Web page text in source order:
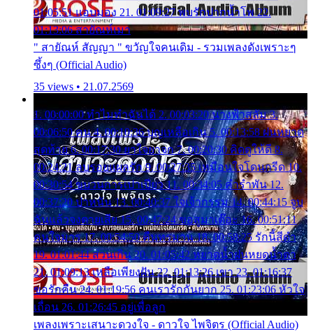
01:05:51 แอบมอง 21. 01:09:27 พบรักปากน้ำโพ 22.
01:13:06 สายัณห์เมา
" สายัณห์ สัญญา " ขวัญใจคนเดิม - รวมเพลงดังเพราะๆ
ซึ้งๆ (Official Audio)
35 views • 21.07.2569
1. 00:00:00 ทำไมทำฉันได้ 2. 00:03:20 นางฟ้าสลัม 3.
00:06:50 คน 4. 00:10:36 บุญเหลือเกิน 5. 00:13:58 ฝนหยาด
สุดท้าย 6. 00:17:30 ยาใจยาจก 7. 00:20:30 คิดดูให้ดี 8.
00:24:21 ลบรอยแผลรัก 9. 00:27:35 เหมือนใจโดนกรีด 10.
00:30:54 ขบวนการเปาเปียว 11. 00:34:05 คำรำพัน 12.
00:37:20 ปาหนัน 13. 00:40:37 ใจเจ้ากรรม 14. 00:44:15 จูบ
ฉันแล้วจงตายเสีย 15. 00:47:24 ขอสูมาเต๊อะ 16. 00:51:11
คนใจมาร 17. 00:54:50 คืนทรมาน 18. 00:58:25 รักนี้สีดำ
19. 01:01:44 ส่วนเกิน 20. 01:05:42 หยาดน้ำฝนหยดน้ำตา
21. 01:09:13 เหลือเพียงฝัน 22. 01:13:26 เขา 23. 01:16:37
ขอรักคืน 24. 01:19:56 คนเรารักกันยาก 25. 01:23:06 หัวใจ
เถื่อน 26. 01:26:45 อยู่เพื่อลูก
เพลงเพราะเสนาะดวงใจ - ดาวใจ ไพจิตร (Official Audio)